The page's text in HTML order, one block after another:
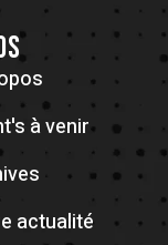
à venir
actualité